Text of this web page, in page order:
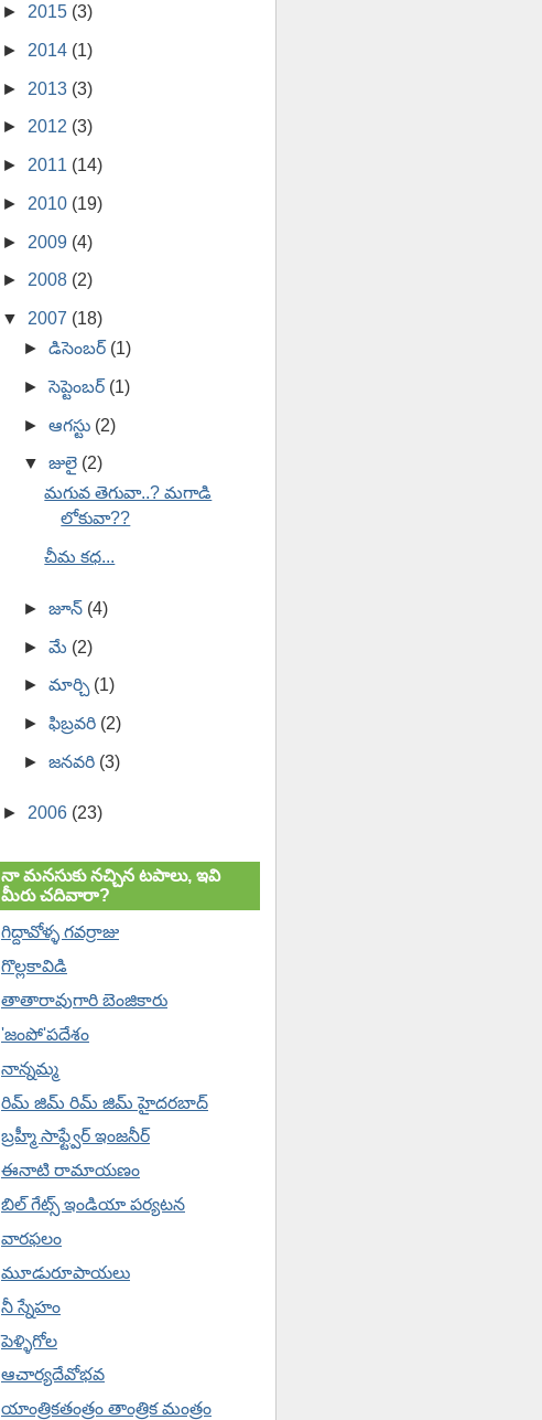
► 2015 (3)
► 2014 (1)
► 2013 (3)
► 2012 (3)
► 2011 (14)
► 2010 (19)
► 2009 (4)
► 2008 (2)
▼ 2007 (18)
► డిసెంబర్ (1)
►సెప్టెంబర్ (1)
► ఆగస్టు (2)
▼ జులై (2)
మగువ తెగువా..? మగాడి
లోకువా??
చీమ కధ...
► జూన్ (4)
► మే (2)
► మార్చి (1)
► ఫిబ్రవరి (2)
► జనవరి (3)
► 2006 (23)
నా మనసుకు నచ్చిన టపాలు, ఇవి
మీరు చదివారా?
గిద్దావోళ్ళ గవర్రాజు
గొల్లకావిడి
తాతారావుగారి బెంజికారు
'జంపో'పదేశం
నాన్నమ్మ
రిమ్ జిమ్ రిమ్ జిమ్ హైదరబాద్
బ్రహ్మీ సాఫ్ట్వేర్ ఇంజనీర్
ఈనాటి రామాయణం
బిల్ గేట్స్ ఇండియా పర్యటన
వారఫలం
మూడురూపాయలు
నీ స్నేహం
పెళ్ళిగోల
ఆచార్యదేవోభవ
యాంత్రికతంత్రం తాంత్రిక మంత్రం